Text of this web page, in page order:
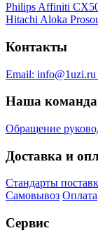
Philips Affiniti
Hitachi Aloka
Контакты
Email: info@1uzi.ru
Наша команда
Обращение
Доставка и
Стандарты
Самовывоз Оплата
Сервис